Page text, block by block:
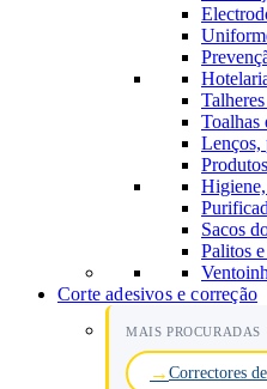
Toalhas
Lenços,
Sacos
Palitos
Corte adesivos e correção
MAIS PROCURADAS
Correctores